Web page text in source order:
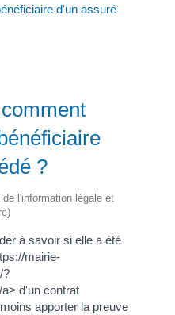
d'un assuré
?
l'information légale et
à savoir si elle a été
mairie-
?
d'un contrat
apporter la preuve